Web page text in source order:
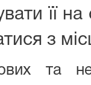
її
з
та